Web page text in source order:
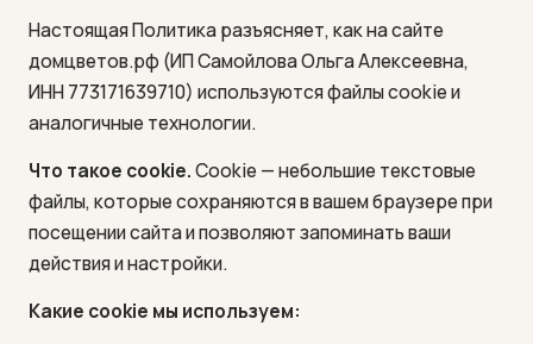
Настоящая Политика разъясняет, как на сайте
домцветов.рф (ИП Самойлова Ольга Алексеевна,
ИНН 773171639710) используются файлы cookie и
аналогичные технологии.
Что такое cookie.Cookie — небольшие текстовые
файлы, которые сохраняются в вашем браузере при
посещении сайта и позволяют запоминать ваши
действия и настройки.
Какие cookie мы используем: